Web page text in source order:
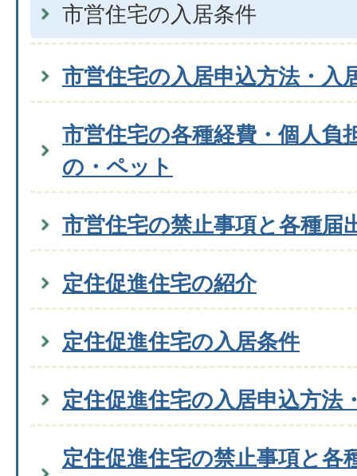
市営住宅の入居条件
市営住宅の入居申込方法・入
市営住宅の各種経費・個人負
の・ペット
市営住宅の禁止事項と各種届
定住促進住宅の紹介
定住促進住宅の入居条件
定住促進住宅の入居申込方法
定住促進住宅の禁止事項と各